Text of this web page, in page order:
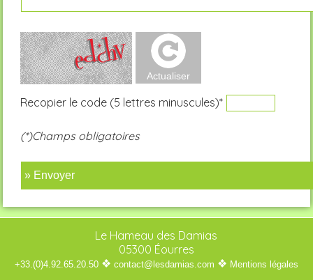
Recopier le code (5 lettres minuscules)*
(*)Champs obligatoires
» Envoyer
Le Hameau des Damias
05300 Éourres
+33.(0)4.92.65.20.50 ❖ contact@lesdamias.com ❖ Mentions légales